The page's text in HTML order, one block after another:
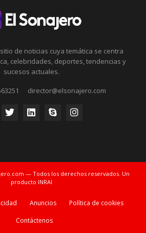
sitio de noticias cuya temática se centra
celebridades, deportes, tendencias y
sucesos actuales.
director@elsonajero.com
— Todos los derechos reservados. Un
producto INRAI
Anuncios
Política de cookies
Contáctenos